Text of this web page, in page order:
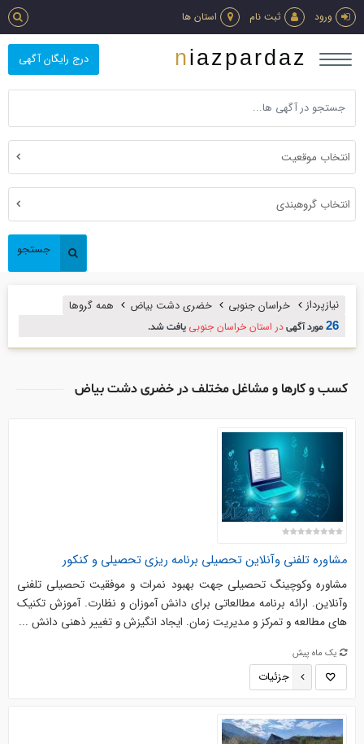
ورود ثبت نام استان ها
درج رایگان آگهی niazpardaz
انتخاب موقعیت
انتخاب گروهبندی
جستجو
نیازپرداز خراسان جنوبی خضری دشت بیاض همه گروها
26مورد آگهیدر استان خراسان جنوبی یافت شد.
کسب و کارها و مشاغل مختلف در خضری دشت بیاض
مشاوره تلفنی وآنلاین تحصیلی برنامه ریزی تحصیلی و کنکور
مشاوره وکوچینگ تحصیلی جهت بهبود نمرات و موفقیت تحصیلی تلفنی
وآنلاین. ارائه برنامه مطالعاتی برای دانش آموزان و نظارت. آموزش تکنیک
های مطالعه و تمرکز و مدیریت زمان. ایجاد انگیزش و تغییر ذهنی دانش ...
یک ماه پیش
جزئیات